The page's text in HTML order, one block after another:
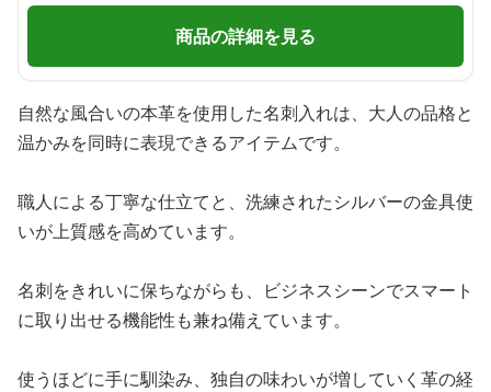
商品の詳細を見る
自然な風合いの本革を使用した名刺入れは、大人の品格と
温かみを同時に表現できるアイテムです。
職人による丁寧な仕立てと、洗練されたシルバーの金具使
いが上質感を高めています。
名刺をきれいに保ちながらも、ビジネスシーンでスマート
に取り出せる機能性も兼ね備えています。
使うほどに手に馴染み、独自の味わいが増していく革の経